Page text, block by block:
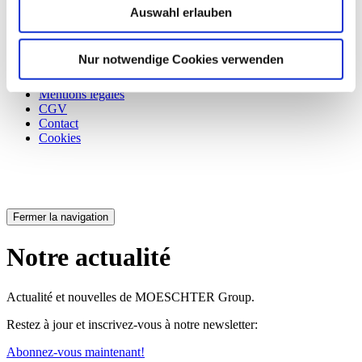
Auswahl erlauben
Nur notwendige Cookies verwenden
Produits et services
Téléchargements
Déclaration relative à la protection des données
Mentions légales
CGV
Contact
Cookies
Fermer la navigation
Notre actualité
Actualité et nouvelles de MOESCHTER Group.
Restez à jour et inscrivez-vous à notre newsletter:
Abonnez-vous maintenant!